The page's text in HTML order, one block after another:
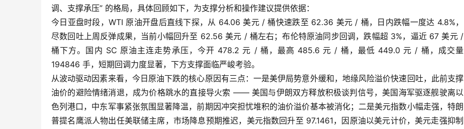
调、支撑承压” 的格局，具体回顾如下，为支撑分析和操作建议提供依据：
今日亚盘时段，WTI 原油开盘后直线下探，从 64.06 美元 / 桶快速跌至 62.36 美元 / 桶，日内跌幅一度达 4.8%，
尽数回吐上周反弹成果，当前小幅回升至 62.56 美元 / 桶左右；布伦特原油同步回调，跌幅超 3%，逼近 67 美元 /
桶下方。国内 SC 原油主连走势承压，今开 478.2 元 / 桶，最高 485.6 元 / 桶，最低 449.0 元 / 桶，成交量
194846 手，短期回调力度显著，下方支撑面临严峻考验。
从波动驱动因素来看，今日原油下跌的核心原因有三点：一是美伊局势意外缓和，地缘风险溢价快速回吐，此前支撑
油价的避险情绪消退，成为价格跳水的直接导火索 —— 美国与伊朗双方释放积极谈判信号，美国海军驱逐舰驶离以
色列港口，中东军事紧张氛围显著降温，前期因冲突担忧堆积的油价溢价基本被消化；二是美元指数小幅走强，特朗
普提名鹰派人物出任美联储主席，市场降息预期推迟，美元指数回升至 97.1461，因原油以美元计价，美元走强抑制